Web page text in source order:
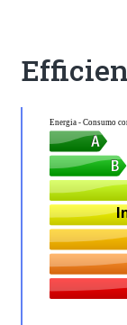
Energia - Consumo